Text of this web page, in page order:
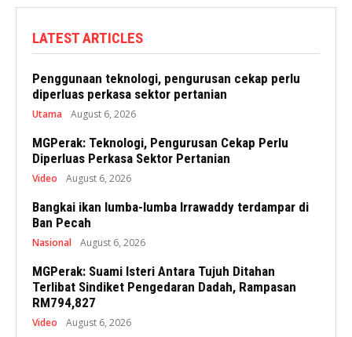
LATEST ARTICLES
Penggunaan teknologi, pengurusan cekap perlu
diperluas perkasa sektor pertanian
Utama August 6, 2026
MGPerak: Teknologi, Pengurusan Cekap Perlu
Diperluas Perkasa Sektor Pertanian
Video August 6, 2026
Bangkai ikan lumba-lumba Irrawaddy terdampar di
Ban Pecah
Nasional August 6, 2026
MGPerak: Suami Isteri Antara Tujuh Ditahan
Terlibat Sindiket Pengedaran Dadah, Rampasan
RM794,827
Video August 6, 2026